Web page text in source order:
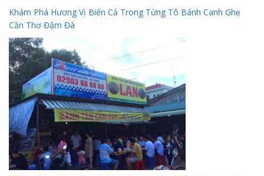
Khám Phá Hương Vị Biển Cả Trong Từng Tô Bánh Canh Ghẹ
Cần Thơ Đậm Đà